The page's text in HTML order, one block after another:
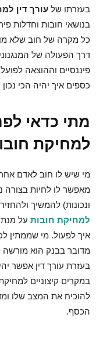
בעזרתו של עורך דין
בנושאי חובות וחדלות
כל מקרה של חוב שלא
דרך הפעולה של
פיננסיים וההוצאה
כספים איך יהיה הכי
מתי כדאי
למחיקת
מי שיש לו חוב לאדם
מאפשר לו לחיות בצורה
ונכונות) להמשיך
למחיקת חובות על
איך לפעול. מי שממתין
מדובר בבנק הוא מורשה
בעזרת עורך דין אפשר
במקרים קיצוניים
להוכיח את המצב שלו
הכסף.